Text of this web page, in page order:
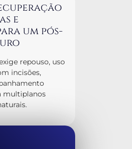
e
um pós-
repouso, uso
incisões,
multiplanos